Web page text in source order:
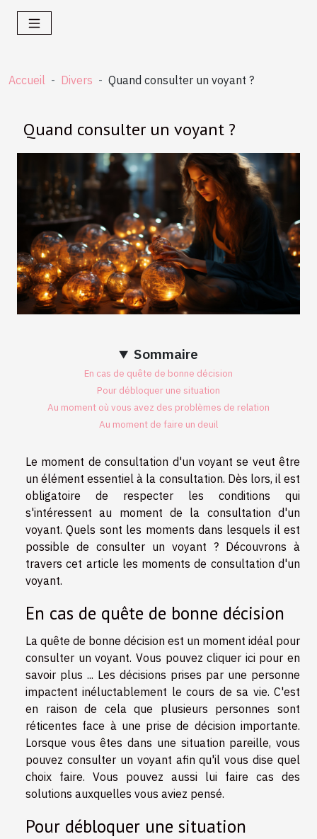
Accueil Divers Quand consulter un voyant ?
Quand consulter un voyant ?
Sommaire
En cas de quête de bonne décision
Pour débloquer une situation
Au moment où vous avez des problèmes de relation
Au moment de faire un deuil
Le moment de consultation d'un voyant se veut être
un élément essentiel à la consultation. Dès lors, il est
obligatoire de respecter les conditions qui
s'intéressent au moment de la consultation d'un
voyant. Quels sont les moments dans lesquels il est
possible de consulter un voyant ? Découvrons à
travers cet article les moments de consultation d'un
voyant.
En cas de quête de bonne décision
La quête de bonne décision est un moment idéal pour
consulter un voyant. Vous pouvez cliquer ici pour en
savoir plus ... Les décisions prises par une personne
impactent inéluctablement le cours de sa vie. C'est
en raison de cela que plusieurs personnes sont
réticentes face à une prise de décision importante.
Lorsque vous êtes dans une situation pareille, vous
pouvez consulter un voyant afin qu'il vous dise quel
choix faire. Vous pouvez aussi lui faire cas des
solutions auxquelles vous aviez pensé.
Pour débloquer une situation